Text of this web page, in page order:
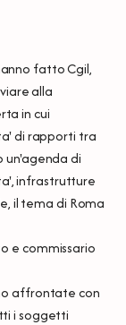
fatto Cgil,
alla
in cui
di rapporti tra
un'agenda di
infrastrutture
il tema di Roma
e commissario
affrontate con
i soggetti